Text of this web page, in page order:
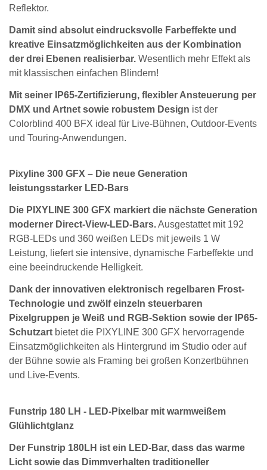
Reflektor.
Damit sind absolut eindrucksvolle Farbeffekte und
kreative Einsatzmöglichkeiten aus der Kombination
der drei Ebenen realisierbar. Wesentlich mehr Effekt als
mit klassischen einfachen Blindern!
Mit seiner IP65-Zertifizierung, flexibler Ansteuerung per
DMX und Artnet sowie robustem Design ist der
Colorblind 400 BFX ideal für Live-Bühnen, Outdoor-Events
und Touring-Anwendungen.
Pixyline 300 GFX – Die neue Generation
leistungsstarker LED-Bars
Die PIXYLINE 300 GFX markiert die nächste Generation
moderner Direct-View-LED-Bars.Ausgestattet mit 192
RGB-LEDs und 360 weißen LEDs mit jeweils 1 W
Leistung, liefert sie intensive, dynamische Farbeffekte und
eine beeindruckende Helligkeit.
Dank der innovativen elektronisch regelbaren Frost-
Technologie und zwölf einzeln steuerbaren
Pixelgruppen je Weiß und RGB-Sektion sowie der IP65-
Schutzart bietet die PIXYLINE 300 GFX hervorragende
Einsatzmöglichkeiten als Hintergrund im Studio oder auf
der Bühne sowie als Framing bei großen Konzertbühnen
und Live-Events.
Funstrip 180 LH - LED-Pixelbar mit warmweißem
Glühlichtglanz
Der Funstrip 180LH ist ein LED-Bar, dass das warme
Licht sowie das Dimmverhalten traditioneller